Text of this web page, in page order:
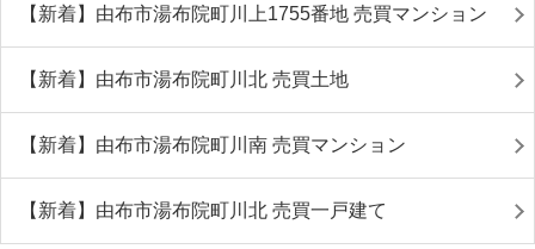
【新着】由布市湯布院町川上1755番地 売買マンション
【新着】由布市湯布院町川北 売買土地
【新着】由布市湯布院町川南 売買マンション
【新着】由布市湯布院町川北 売買一戸建て